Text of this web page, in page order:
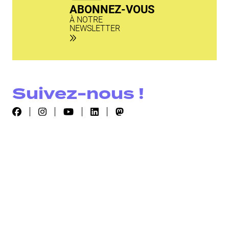
ABONNEZ-VOUS
À NOTRE
NEWSLETTER
Suivez-nous !